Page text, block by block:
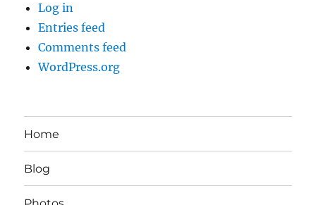
Log in
Entries feed
Comments feed
WordPress.org
Home
Blog